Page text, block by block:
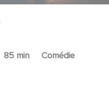
85 min
Comédie